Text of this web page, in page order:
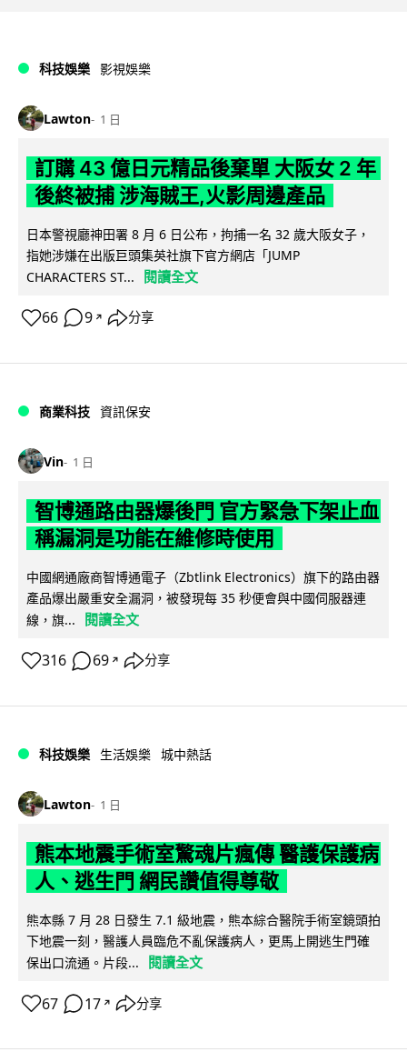
科技娛樂 影視娛樂
Lawton 1 日
訂購 43 億日元精品後棄單 大阪女 2 年
後終被捕 涉海賊王,火影周邊產品
日本警視廳神田署 8 月 6 日公布，拘捕一名 32 歲大阪女子，
指她涉嫌在出版巨頭集英社旗下官方網店「JUMP
CHARACTERS ST...
閱讀全文
66 9 ↗ 分享
商業科技 資訊保安
Vin 1 日
智博通路由器爆後門 官方緊急下架止血
稱漏洞是功能在維修時使用
中國網通廠商智博通電子（Zbtlink Electronics）旗下的路由器
產品爆出嚴重安全漏洞，被發現每 35 秒便會與中國伺服器連
線，旗...
閱讀全文
316 69 ↗ 分享
科技娛樂 生活娛樂 城中熱話
Lawton 1 日
熊本地震手術室驚魂片瘋傳 醫護保護病
人、逃生門 網民讚值得尊敬
熊本縣 7 月 28 日發生 7.1 級地震，熊本綜合醫院手術室鏡頭拍
下地震一刻，醫護人員臨危不亂保護病人，更馬上開逃生門確
保出口流通。片段...
閱讀全文
67 17 ↗ 分享